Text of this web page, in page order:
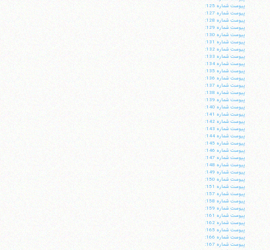
پيوست شماره 125:
پيوست شماره 127:
پيوست شماره 128:
پيوست شماره 129:
پيوست شماره 130:
پيوست شماره 131:
پيوست شماره 132:
پيوست شماره 133:
پيوست شماره 134:
پيوست شماره 135:
پيوست شماره 136:
پيوست شماره 137:
پيوست شماره 138:
پيوست شماره 139:
پيوست شماره 140:
پيوست شماره 141:
پيوست شماره 142:
پيوست شماره 143:
پيوست شماره 144:
پيوست شماره 145:
پيوست شماره 146:
پيوست شماره 147:
پيوست شماره 148:
پيوست شماره 149:
پيوست شماره 150:
پيوست شماره 151:
پيوست شماره 157:
پيوست شماره 158:
پيوست شماره 159:
پيوست شماره 161:
پيوست شماره 162:
پيوست شماره 165:
پيوست شماره 166:
پيوست شماره 167: